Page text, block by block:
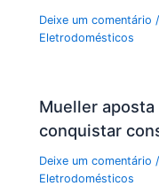
Deixe um comentário /
Eletrodomésticos
Mueller aposta
conquistar
Deixe um comentário /
Eletrodomésticos